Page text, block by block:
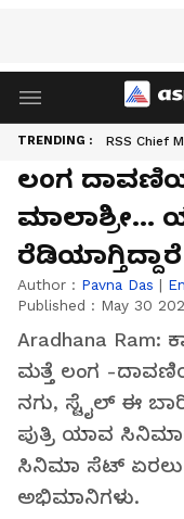
TRENDING : RSS Chief
ಲಂಗ
ಮಾಲಾಶ್ರೀ…
Author : Pavna Das |
Published : May 30
Aradhana
ಮತ್ತೆ ಲಂಗ -
ನಗು, ಸ್ಟೈಲ್ ಈ
ಪುತ್ರಿ ಯಾವ
ಸಿನಿಮಾ ಸೆಟ್ ಏರಲು
ಅಭಿಮಾನಿಗಳು.